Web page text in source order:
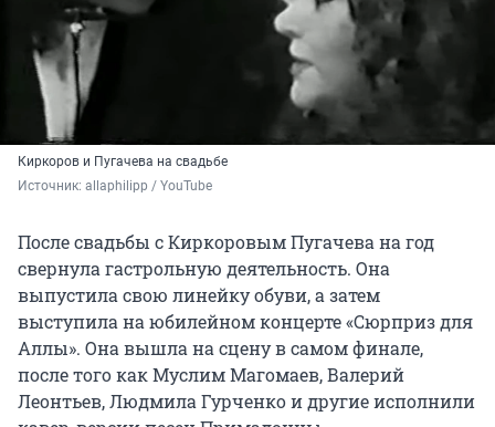
Киркоров и Пугачева на свадьбе
Источник: allaphilipp / YouTube
После свадьбы с Киркоровым Пугачева на год
свернула гастрольную деятельность. Она
выпустила свою линейку обуви, а затем
выступила на юбилейном концерте «Сюрприз для
Аллы». Она вышла на сцену в самом финале,
после того как Муслим Магомаев, Валерий
Леонтьев, Людмила Гурченко и другие исполнили